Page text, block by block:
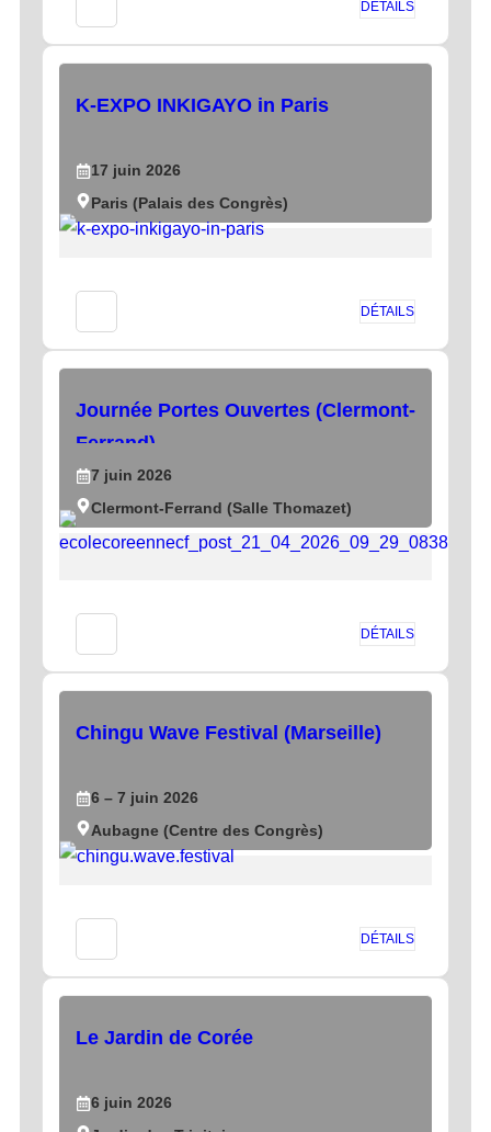
DÉTAILS
K-EXPO INKIGAYO in Paris
17 juin 2026
Paris (Palais des Congrès)
DÉTAILS
Journée Portes Ouvertes (Clermont-
Ferrand)
7 juin 2026
Clermont-Ferrand (Salle Thomazet)
DÉTAILS
Chingu Wave Festival (Marseille)
6 – 7 juin 2026
Aubagne (Centre des Congrès)
DÉTAILS
Le Jardin de Corée
6 juin 2026